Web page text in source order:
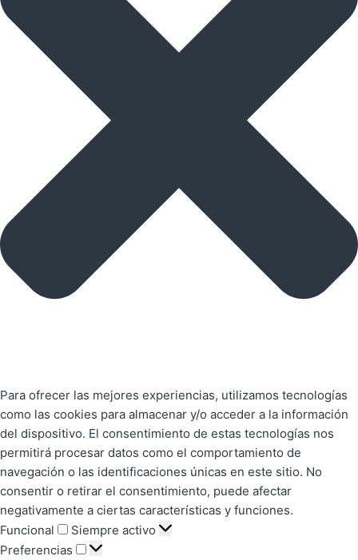
Para ofrecer las mejores experiencias, utilizamos tecnologías
como las cookies para almacenar y/o acceder a la información
del dispositivo. El consentimiento de estas tecnologías nos
permitirá procesar datos como el comportamiento de
navegación o las identificaciones únicas en este sitio. No
consentir o retirar el consentimiento, puede afectar
negativamente a ciertas características y funciones.
Funcional
Siempre activo
Preferencias